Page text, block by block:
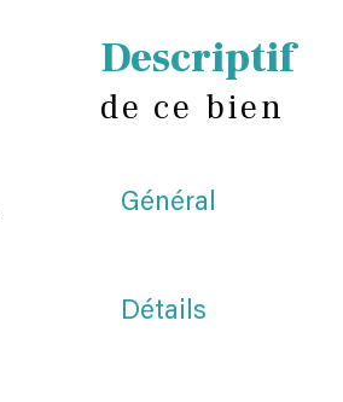
descriptif
de ce bien
Général
Détails